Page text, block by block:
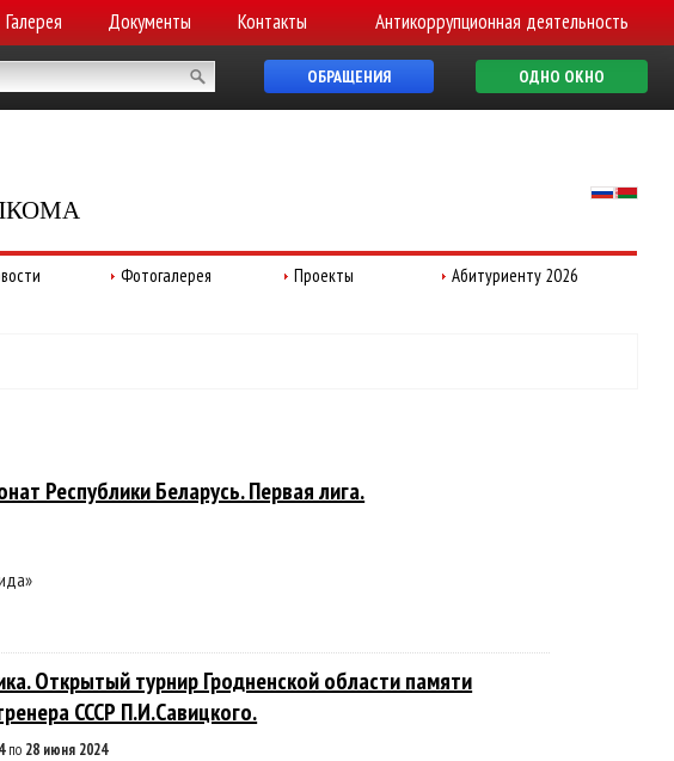
Галерея Документы Контакты Антикоррупционная деятельность
ОБРАЩЕНИЯ ОДНО ОКНО
Фотогалерея Проекты Абитуриенту 2026
Республики Беларусь. Первая лига.
Открытый турнир Гродненской области памяти
СССР П.И.Савицкого.
по 28 июня 2024